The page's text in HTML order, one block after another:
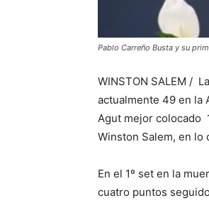
Pablo Carreño Busta y su
WINSTON SALEM /
actualmente 49 en la
Agut mejor colocado
Winston Salem, en lo
En el 1º set en la
cuatro puntos